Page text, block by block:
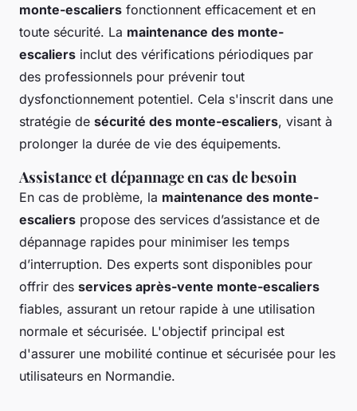
monte-escaliers fonctionnent efficacement et en
toute sécurité. La maintenance des monte-
escaliers inclut des vérifications périodiques par
des professionnels pour prévenir tout
dysfonctionnement potentiel. Cela s'inscrit dans une
stratégie de sécurité des monte-escaliers, visant à
prolonger la durée de vie des équipements.
Assistance et dépannage en cas de besoin
En cas de problème, la maintenance des monte-
escaliers propose des services d’assistance et de
dépannage rapides pour minimiser les temps
d’interruption. Des experts sont disponibles pour
offrir des services après-vente monte-escaliers
fiables, assurant un retour rapide à une utilisation
normale et sécurisée. L'objectif principal est
d'assurer une mobilité continue et sécurisée pour les
utilisateurs en Normandie.